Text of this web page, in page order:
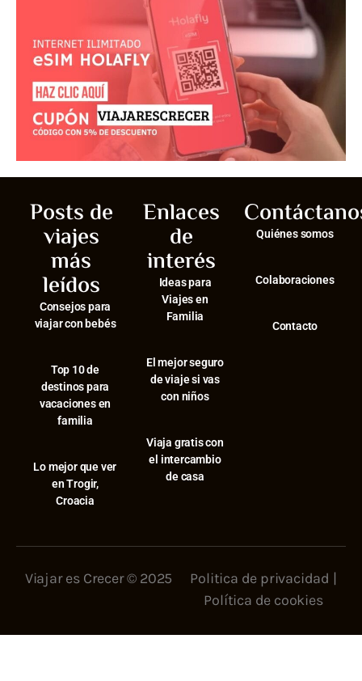
Posts de
viajes
más
leídos
Consejos para
viajar con bebés
⁠Top 10 de
destinos para
vacaciones en
familia
⁠Lo mejor que ver
en Trogir,
Croacia
Enlaces
de
interés
Ideas para
Viajes en
Familia
El mejor seguro
de viaje si vas
con niños
Viaja gratis con
el intercambio
de casa
Quiénes somos
Colaboraciones
Contacto
Viajar es Crecer © 2025 Politica de privacidad |
Política de cookies